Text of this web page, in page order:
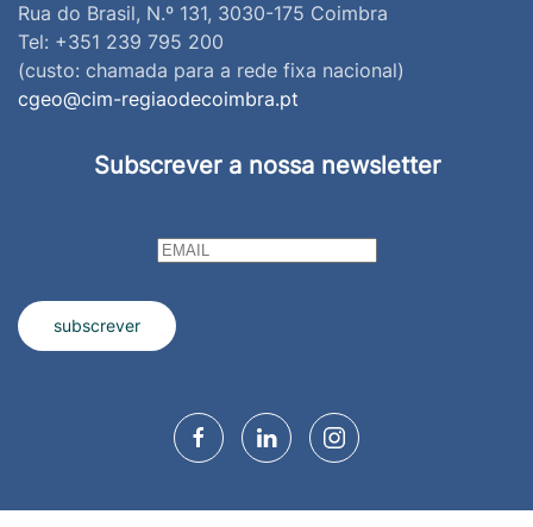
Rua do Brasil, N.º 131, 3030-175 Coimbra
Tel: +351 239 795 200
(custo: chamada para a rede fixa nacional)
cgeo@cim-regiaodecoimbra.pt
Subscrever a nossa newsletter
subscrever